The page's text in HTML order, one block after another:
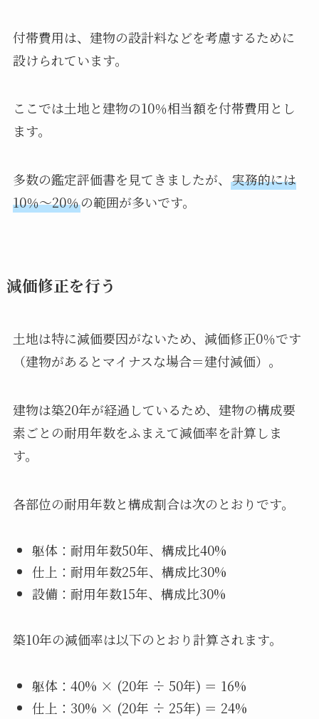
付帯費用は、建物の設計料などを考慮するために
設けられています。
ここでは土地と建物の10％相当額を付帯費用とし
ます。
多数の鑑定評価書を見てきましたが、 実務的には
10％～20％の範囲が多いです。
減価修正を行う
土地は特に減価要因がないため、減価修正0％です
（建物があるとマイナスな場合＝建付減価）。
建物は築20年が経過しているため、建物の構成要
素ごとの耐用年数をふまえて減価率を計算しま
す。
各部位の耐用年数と構成割合は次のとおりです。
躯体：耐用年数50年、構成比40%
仕上：耐用年数25年、構成比30%
設備：耐用年数15年、構成比30%
築10年の減価率は以下のとおり計算されます。
躯体：40% × (20年 ÷ 50年) ＝ 16%
仕上：30% × (20年 ÷ 25年) ＝ 24%